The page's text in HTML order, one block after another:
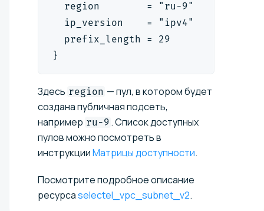
  region        = "ru-9"
  ip_version    = "ipv4"
  prefix_length = 29
}
Здесь region — пул, в котором будет
создана публичная подсеть,
например ru-9 . Список доступных
пулов можно посмотреть в
инструкцииМатрицы доступности.
Посмотрите подробное описание
ресурсаselectel_vpc_subnet_v2.